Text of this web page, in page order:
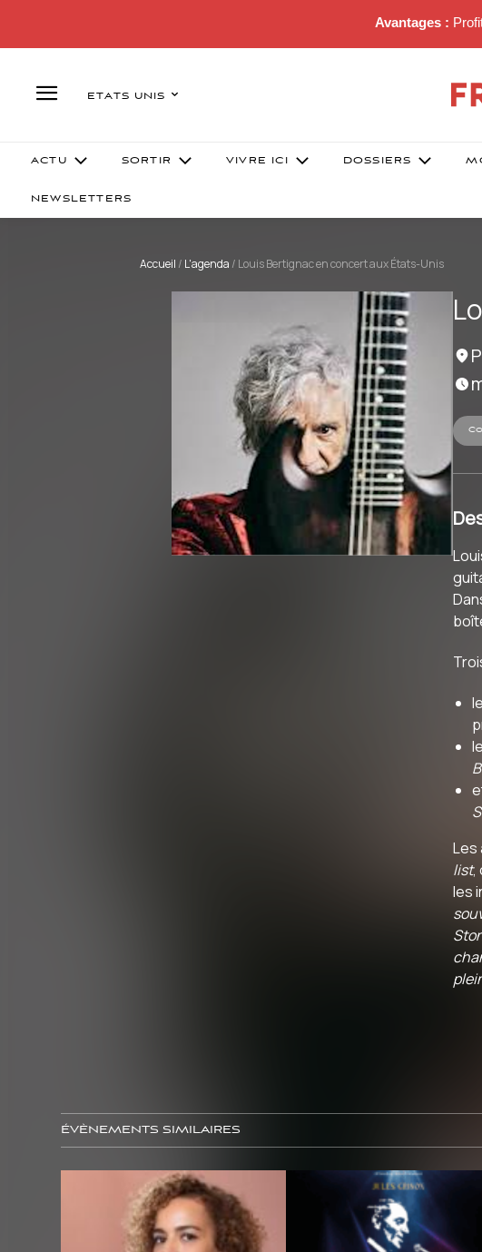
Avantages :
ETATS UNIS
ACTU SORTIR VIVRE ICI DOSSIERS
NEWSLETTERS
Accueil / L'agenda / Louis Bertignac en concert aux États-Unis
Les
list,
les
ÉVÈNEMENTS SIMILAIRES